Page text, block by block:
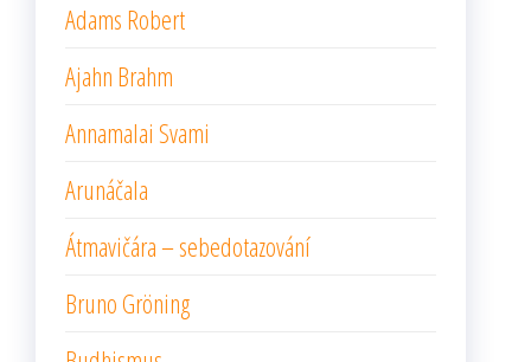
Adams Robert
Ajahn Brahm
Annamalai Svami
Arunáčala
Átmavičára – sebedotazování
Bruno Gröning